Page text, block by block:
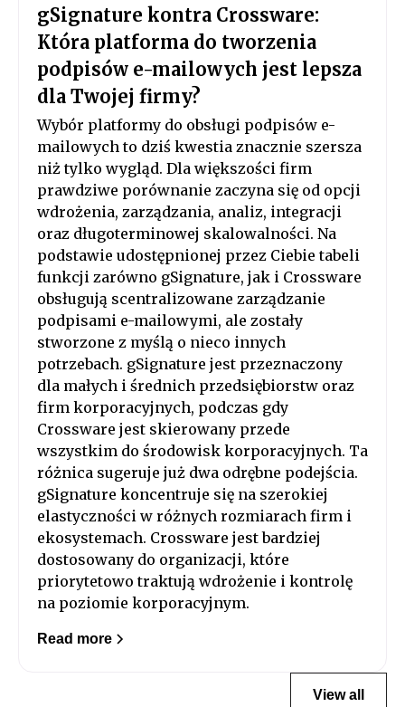
gSignature kontra Crossware:
Która platforma do tworzenia
podpisów e-mailowych jest lepsza
dla Twojej firmy?
Wybór platformy do obsługi podpisów e-
mailowych to dziś kwestia znacznie szersza
niż tylko wygląd. Dla większości firm
prawdziwe porównanie zaczyna się od opcji
wdrożenia, zarządzania, analiz, integracji
oraz długoterminowej skalowalności. Na
podstawie udostępnionej przez Ciebie tabeli
funkcji zarówno gSignature, jak i Crossware
obsługują scentralizowane zarządzanie
podpisami e-mailowymi, ale zostały
stworzone z myślą o nieco innych
potrzebach. gSignature jest przeznaczony
dla małych i średnich przedsiębiorstw oraz
firm korporacyjnych, podczas gdy
Crossware jest skierowany przede
wszystkim do środowisk korporacyjnych. Ta
różnica sugeruje już dwa odrębne podejścia.
gSignature koncentruje się na szerokiej
elastyczności w różnych rozmiarach firm i
ekosystemach. Crossware jest bardziej
dostosowany do organizacji, które
priorytetowo traktują wdrożenie i kontrolę
na poziomie korporacyjnym.
Read more
View all